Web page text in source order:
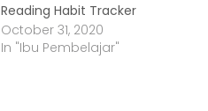
Reading Habit Tracker
October 31, 2020
In "Ibu Pembelajar"